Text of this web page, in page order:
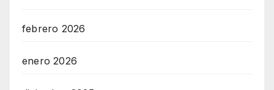
febrero 2026
enero 2026